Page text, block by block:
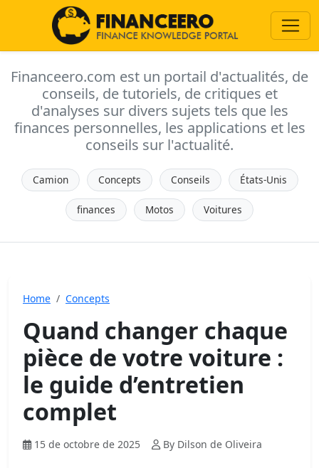
Financeero.com est un portail d'actualités, de
conseils, de tutoriels, de critiques et
d'analyses sur divers sujets tels que les
finances personnelles, les applications et les
conseils sur l'actualité.
Camion Concepts Conseils États-Unis
finances Motos Voitures
Home Concepts
Quand changer chaque
pièce de votre voiture :
le guide d’entretien
complet
15 de octobre de 2025 By Dilson de Oliveira